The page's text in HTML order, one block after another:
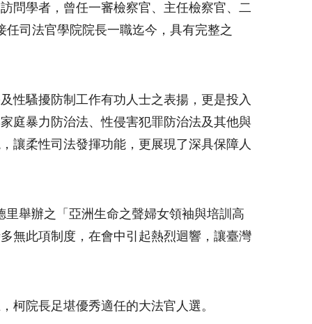
問學者，曾任一審檢察官、主任檢察官、二
任司法官學院院長一職迄今，具有完整之
性騷擾防制工作有功人士之表揚，更是投入
庭暴力防治法、性侵害犯罪防治法及其他與
讓柔性司法發揮功能，更展現了深具保障人
里舉辦之「亞洲生命之聲婦女領袖與培訓高
無此項制度，在會中引起熱烈迴響，讓臺灣
柯院長足堪優秀適任的大法官人選。